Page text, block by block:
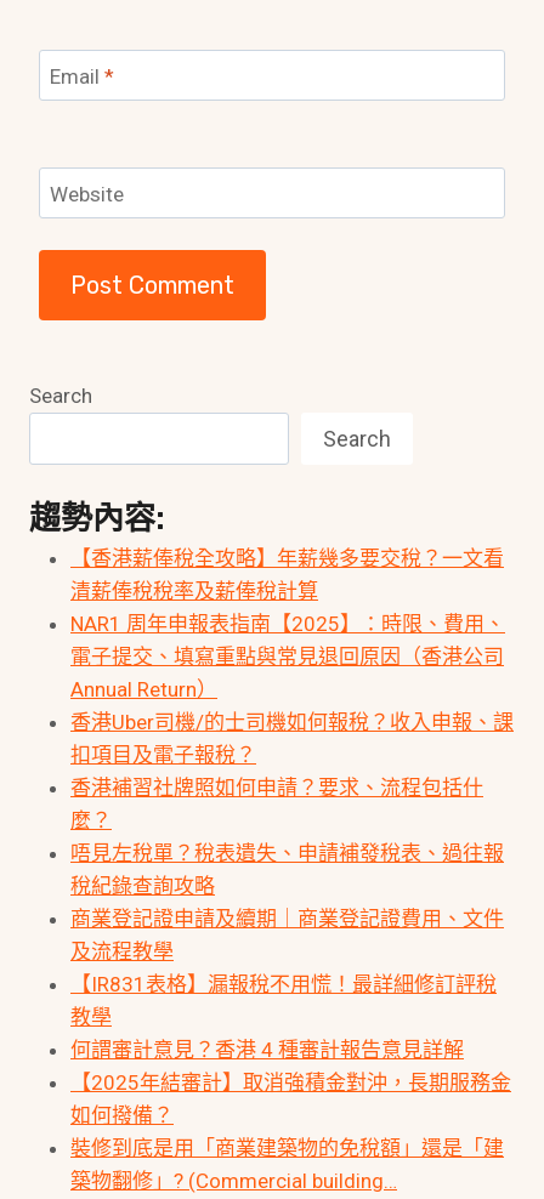
Email *
Website
Search
Search
趨勢內容:
【香港薪俸稅全攻略】年薪幾多要交稅？一文看
清薪俸稅稅率及薪俸稅計算
NAR1 周年申報表指南【2025】：時限、費用、
電子提交、填寫重點與常見退回原因（香港公司
Annual Return）
香港Uber司機/的士司機如何報稅？收入申報、課
扣項目及電子報稅？
香港補習社牌照如何申請？要求、流程包括什
麼？
唔見左稅單？稅表遺失、申請補發稅表、過往報
稅紀錄查詢攻略
商業登記證申請及續期｜商業登記證費用、文件
及流程教學
【IR831表格】漏報稅不用慌！最詳細修訂評稅
教學
何謂審計意見？香港 4 種審計報告意見詳解
【2025年結審計】取消強積金對沖，長期服務金
如何撥備？
裝修到底是用「商業建築物的免稅額」還是「建
築物翻修」? (Commercial building…